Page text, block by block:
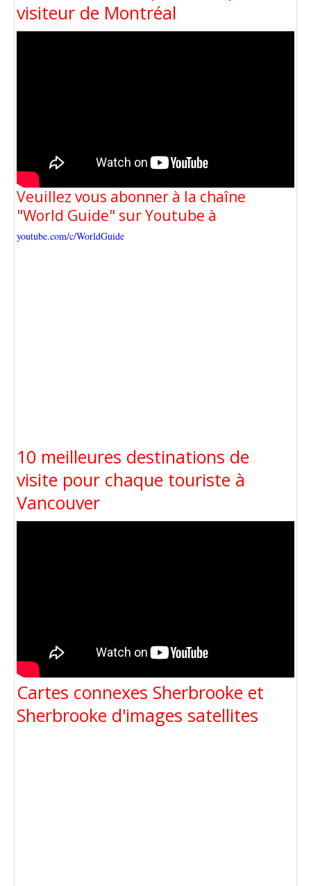
visiteur de Montréal
Veuillez vous abonner à la chaîne
"World Guide" sur Youtube à
youtube.com/c/WorldGuide
10 meilleures destinations de
visite pour chaque touriste à
Vancouver
Cartes connexes Sherbrooke et
Sherbrooke d'images satellites